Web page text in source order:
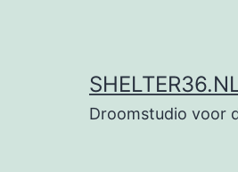
Droomstudio voor